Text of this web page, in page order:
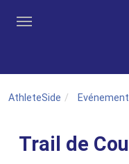
AthleteSide
Trail de